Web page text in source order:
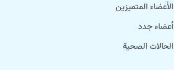
الأعضاء المتميزين
أعضاء جدد
الحالات الصحية